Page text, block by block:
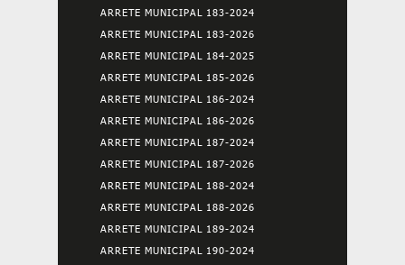
ARRETE MUNICIPAL 183-2024
ARRETE MUNICIPAL 183-2026
ARRETE MUNICIPAL 184-2025
ARRETE MUNICIPAL 185-2026
ARRETE MUNICIPAL 186-2024
ARRETE MUNICIPAL 186-2026
ARRETE MUNICIPAL 187-2024
ARRETE MUNICIPAL 187-2026
ARRETE MUNICIPAL 188-2024
ARRETE MUNICIPAL 188-2026
ARRETE MUNICIPAL 189-2024
ARRETE MUNICIPAL 190-2024